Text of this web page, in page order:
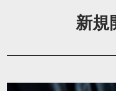
新規